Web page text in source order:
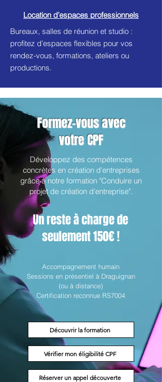
Location d’espaces professionnels
Bureaux, salles de réunion et studio :
profitez d’espaces flexibles pour vos
rendez-vous, formations, ateliers ou
productions.
Formez-vous avec
votre CPF
Développez des compétences
concrètes en création d'entreprises
grâce à notre formation "Conduire un
projet de création d'entreprise".
Un reste à charge de
seulement 150€ !
Accompagnement humain
Sessions en présentiel à Draguignan
(ou à distance)
Certification reconnue RS7004
Découvrir la formation
Vérifier mon éligibilité CPF
Réserver un appel découverte